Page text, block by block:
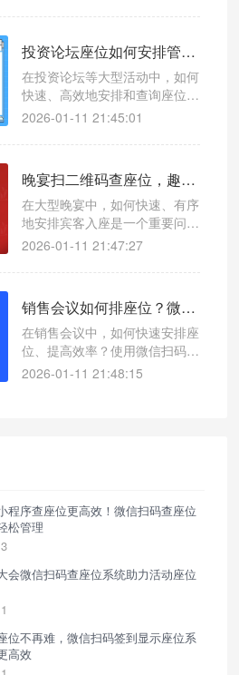
效率。
投资论坛座位如何安排管理？微信扫码查座位小程序提升参会体验的神器
在投资论坛等大型活动中，如何
快速、高效地安排和查询座位成
为一大难题。本文介绍一款创新
帮助主办方轻松管理座位信息，
2026-01-11 21:45:01
晚宴扫二维码查座位，趣座位提升用餐体验的高效解决方案
在大型晚宴中，如何快速、有序
地安排宾客入座是一个重要问
题。使用微信扫码查座位系统，
体用餐效率。
2026-01-11 21:47:27
销售会议如何排座位？微信扫码查座位系统让效率翻倍
在销售会议中，如何快速安排座
位、提高效率？使用微信扫码查
座位系统，一键查询座位号，支
2026-01-11 21:48:15
程序查座位更高效！微信扫码查座位
松管理
会微信扫码查座位系统助力活动座位
位不再难，微信扫码签到显示座位系
高效